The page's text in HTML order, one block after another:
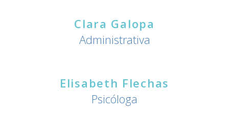
Clara Galopa
Administrativa
Elisabeth Flechas
Psicóloga